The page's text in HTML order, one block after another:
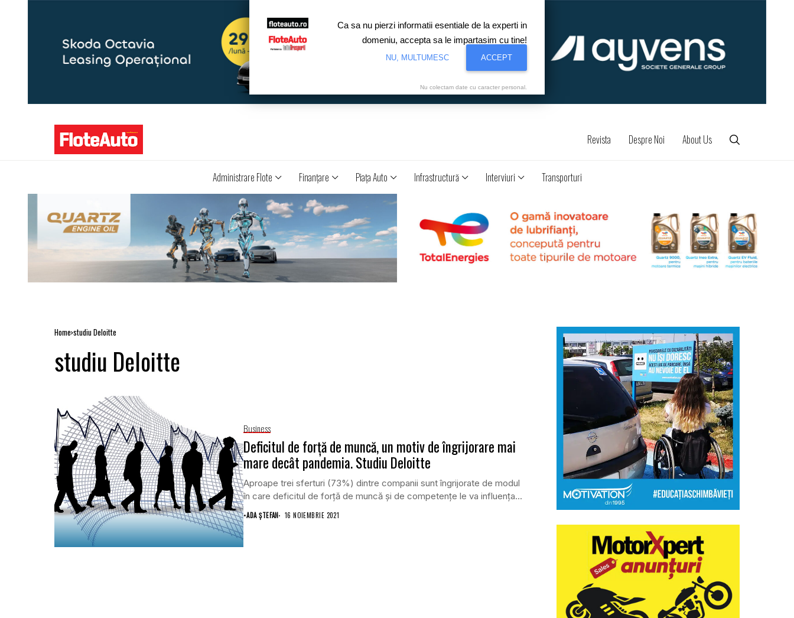
Revista Despre Noi About Us
Administrare Flote Finanţare Piaţa Auto Infrastructură Interviuri Transporturi
Home studiu Deloitte
studiu Deloitte
Business
Deficitul de forţă de muncă, un motiv de îngrijorare mai
mare decât pandemia. Studiu Deloitte
Aproape trei sferturi (73%) dintre companii sunt îngrijorate de modul
în care deficitul de forţă de muncă şi de competenţe le va influenţa...
•ADA ȘTEFAN 16 NOIEMBRIE 2021
Ca sa nu pierzi informatii esentiale de la experti in
domeniu, accepta sa le impartasim cu tine!
NU, MULTUMESC ACCEPT
Nu colectam date cu caracter personal.